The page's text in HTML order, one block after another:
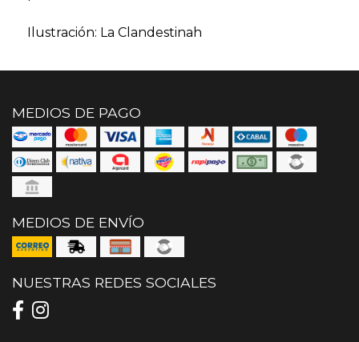
Ilustración: La Clandestinah
MEDIOS DE PAGO
MEDIOS DE ENVÍO
NUESTRAS REDES SOCIALES